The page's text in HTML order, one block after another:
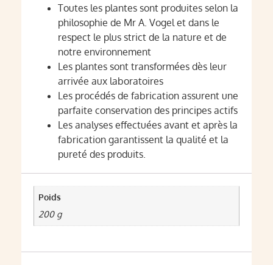
Toutes les plantes sont produites selon la
philosophie de Mr A. Vogel et dans le
respect le plus strict de la nature et de
notre environnement
Les plantes sont transformées dès leur
arrivée aux laboratoires
Les procédés de fabrication assurent une
parfaite conservation des principes actifs
Les analyses effectuées avant et après la
fabrication garantissent la qualité et la
pureté des produits.
Poids
200 g